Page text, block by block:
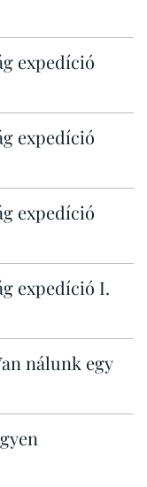
expedíció
expedíció
expedíció
expedíció I.
nálunk egy